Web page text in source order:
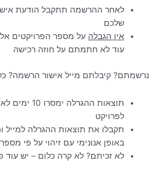
לאחר ההרשמה תתקבל הודעת
שלכם
אין הגבלה על מספר הפרויקטים
עוד לא חתמתם על חוזה רכישה
נרשמתם? קיבלתם מייל אישור הרשמה?
תוצאות
לפרויקט
תקבלו את תוצאות ההגרלה למייל
באופן אנונימי עם זיהוי על פי
לא זכיתם? לא קרה כלום – יש עוד